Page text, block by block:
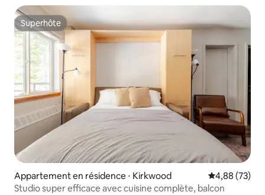
Superhôte
Superhôte
Appartement en résidence ⋅ Kirkwood Évaluation
4,88 (73)
Studio super efficace avec cuisine complète, balcon